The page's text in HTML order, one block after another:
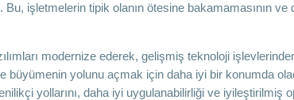
işletmelerin tipik olanın ötesine bakamamasının ve
modernize ederek, gelişmiş teknoloji
büyümenin yolunu açmak için daha iyi bir konumda
yollarını, daha iyi uygulanabilirliği ve iyileştirilmiş